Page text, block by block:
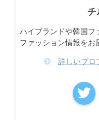
チ
ハイブランドや韓国フ
ファッション情報をお
詳しいプロ